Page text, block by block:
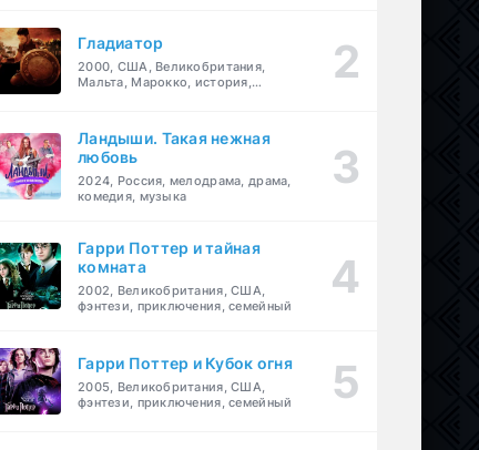
Гладиатор
2000, США, Великобритания,
Мальта, Марокко, история,
Ландыши. Такая нежная
любовь
2024, Россия, мелодрама, драма,
комедия, музыка
Гарри Поттер и тайная
комната
2002, Великобритания, США,
фэнтези, приключения, семейный
Гарри Поттер и Кубок огня
2005, Великобритания, США,
фэнтези, приключения, семейный